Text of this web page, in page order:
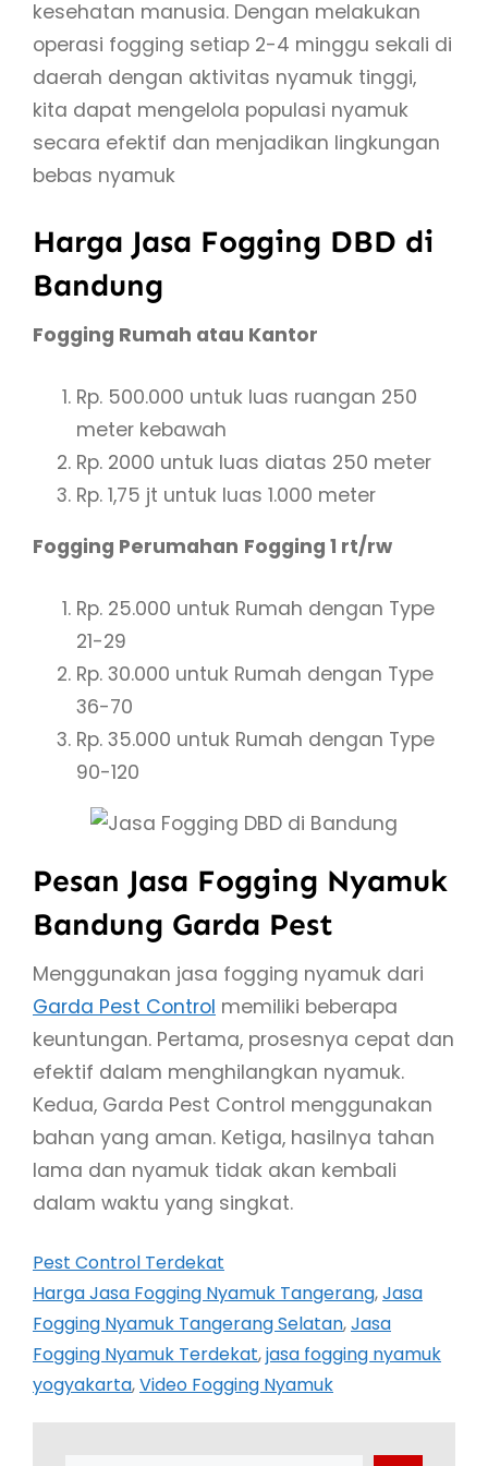
kesehatan manusia. Dengan melakukan
operasi fogging setiap 2-4 minggu sekali di
daerah dengan aktivitas nyamuk tinggi,
kita dapat mengelola populasi nyamuk
secara efektif dan menjadikan lingkungan
bebas nyamuk
Harga Jasa Fogging DBD di
Bandung
Fogging Rumah atau Kantor
Rp. 500.000 untuk luas ruangan 250
meter kebawah
Rp. 2000 untuk luas diatas 250 meter
Rp. 1,75 jt untuk luas 1.000 meter
Fogging Perumahan Fogging 1 rt/rw
Rp. 25.000 untuk Rumah dengan Type
21-29
Rp. 30.000 untuk Rumah dengan Type
36-70
Rp. 35.000 untuk Rumah dengan Type
90-120
Pesan Jasa Fogging Nyamuk
Bandung Garda Pest
Menggunakan jasa fogging nyamuk dari
Garda Pest Control memiliki beberapa
keuntungan. Pertama, prosesnya cepat dan
efektif dalam menghilangkan nyamuk.
Kedua, Garda Pest Control menggunakan
bahan yang aman. Ketiga, hasilnya tahan
lama dan nyamuk tidak akan kembali
dalam waktu yang singkat.
Pest Control Terdekat
Harga Jasa Fogging Nyamuk Tangerang, Jasa
Fogging Nyamuk Tangerang Selatan, Jasa
Fogging Nyamuk Terdekat, jasa fogging nyamuk
yogyakarta, Video Fogging Nyamuk